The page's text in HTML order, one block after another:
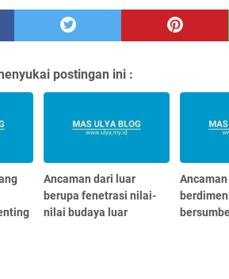
postingan ini :
Ancaman dari luar
berupa fenetrasi nilai-
nilai budaya luar